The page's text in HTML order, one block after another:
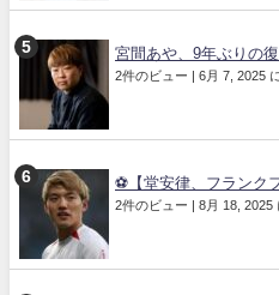
宮間あや、9年ぶりの
2件のビュー | 6月 7, 2025
⚽【堂安律、フランク
2件のビュー | 8月 18, 2025